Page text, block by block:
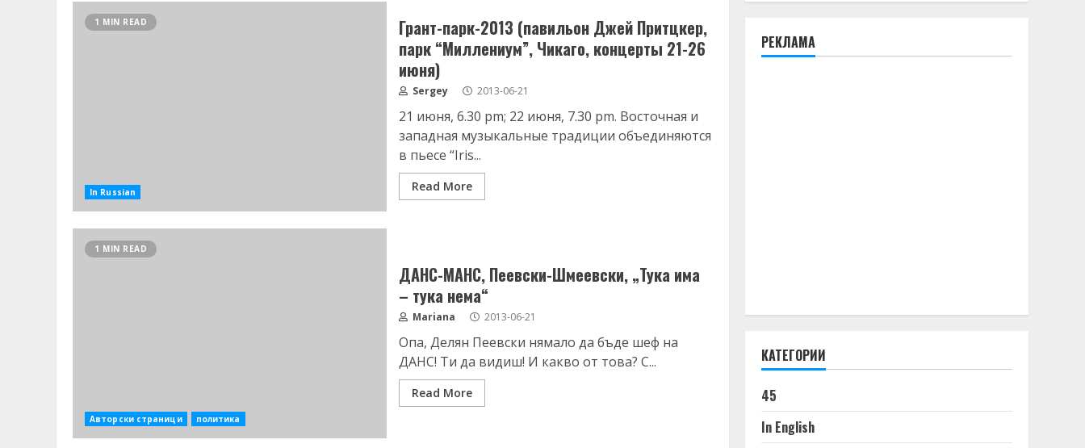
1 MIN READ
In Russian
Грант-парк-2013 (павильон Джей Притцкер,
парк “Миллениум”, Чикаго, концерты 21-26
июня)
Sergey 2013-06-21
21 июня, 6.30 pm; 22 июня, 7.30 pm. Восточная и
западная музыкальные традиции объединяются
в пьесе “Iris...
Read More
1 MIN READ
Авторски страници политика
ДАНС-МАНС, Пеевски-Шмеевски, „Тука има
– тука нема“
Mariana 2013-06-21
Опа, Делян Пеевски нямало да бъде шеф на
ДАНС! Ти да видиш! И какво от това? С...
Read More
РЕКЛАМА
КАТЕГОРИИ
45
In English